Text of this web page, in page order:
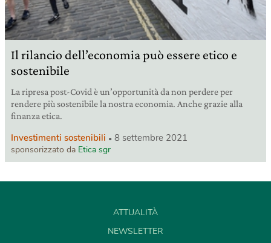
Il rilancio dell’economia può essere etico e
sostenibile
La ripresa post-Covid è un’opportunità da non perdere per
rendere più sostenibile la nostra economia. Anche grazie alla
finanza etica.
Investimenti sostenibili 8 settembre 2021
sponsorizzato da Etica sgr
ATTUALITÀ
NEWSLETTER